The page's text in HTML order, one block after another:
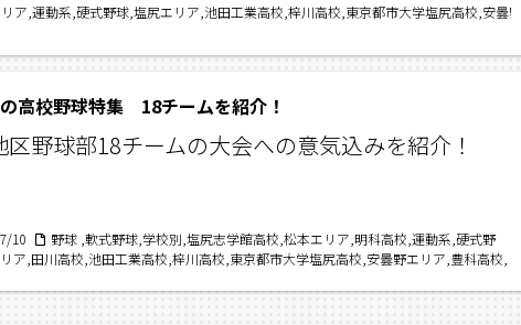
ア,運動系,硬式野球,塩尻エリア,池田工業高校,梓川高校,東京都市大学塩尻高校,安
高校野球特集 18チームを紹介！
区野球部18チームの大会への意気込みを紹介！
10
野球 ,軟式野球,学校別,塩尻志学館高校,松本エリア,明科高校,運動系,硬式野
ア,田川高校,池田工業高校,梓川高校,東京都市大学塩尻高校,安曇野エリア,豊科高校,
球特集,松本深志高校,松本美須々ケ丘高校,野球
2025夏の高校野球特集,野球部,女